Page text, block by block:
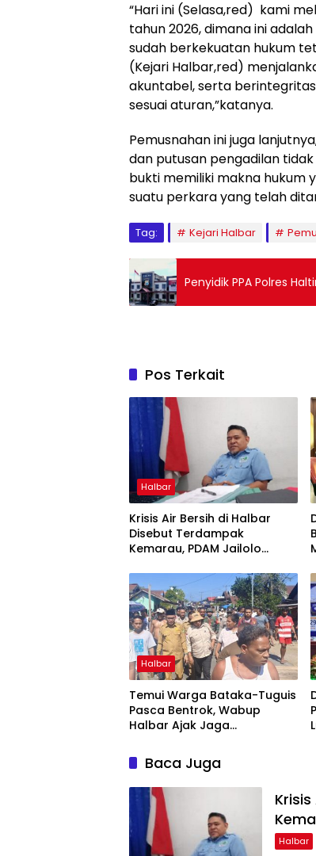
“Hari ini (Selasa,red) kami
tahun 2026, dimana ini
sudah berkekuatan hukum
(Kejari Halbar,red)
akuntabel, serta
sesuai aturan,”katanya.
Pemusnahan ini juga
dan putusan pengadilan
bukti memiliki makna hukum
suatu perkara yang telah
Tag: Kejari Halbar
Penyidik PPA Polres
Pos Terkait
Halbar
Krisis Air Bersih di Halbar
Disebut Terdampak
Kemarau, PDAM Jailolo
Halbar
Temui Warga Bataka-Tuguis
Pasca Bentrok, Wabup
Halbar Ajak Jaga
Baca Juga
Halbar